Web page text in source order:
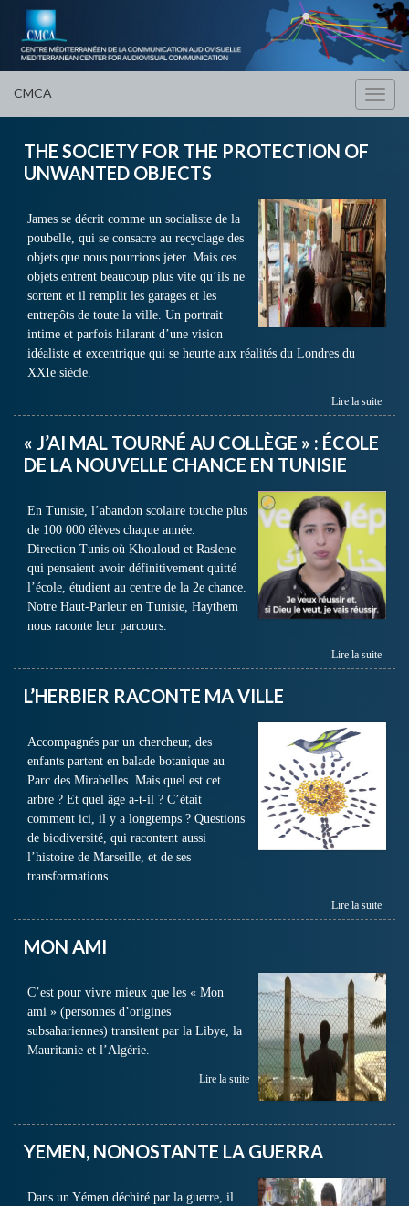
CMCA
THE SOCIETY FOR THE PROTECTION OF
UNWANTED OBJECTS
James se décrit comme un socialiste de la
poubelle, qui se consacre au recyclage des
objets que nous pourrions jeter. Mais ces
objets entrent beaucoup plus vite qu’ils ne
sortent et il remplit les garages et les
entrepôts de toute la ville. Un portrait
intime et parfois hilarant d’une vision
idéaliste et excentrique qui se heurte aux réalités du Londres du
XXIe siècle.
Lire la suite
« J’AI MAL TOURNÉ AU COLLÈGE » : ÉCOLE
DE LA NOUVELLE CHANCE EN TUNISIE
En Tunisie, l’abandon scolaire touche plus
de 100 000 élèves chaque année.
Direction Tunis où Khouloud et Raslene
qui pensaient avoir définitivement quitté
l’école, étudient au centre de la 2e chance.
Notre Haut-Parleur en Tunisie, Haythem
nous raconte leur parcours.
Lire la suite
L’HERBIER RACONTE MA VILLE
Accompagnés par un chercheur, des
enfants partent en balade botanique au
Parc des Mirabelles. Mais quel est cet
arbre ? Et quel âge a-t-il ? C’était
comment ici, il y a longtemps ? Questions
de biodiversité, qui racontent aussi
l’histoire de Marseille, et de ses
transformations.
Lire la suite
MON AMI
C’est pour vivre mieux que les « Mon
ami » (personnes d’origines
subsahariennes) transitent par la Libye, la
Mauritanie et l’Algérie.
Lire la suite
YEMEN, NONOSTANTE LA GUERRA
Dans un Yémen déchiré par la guerre, il